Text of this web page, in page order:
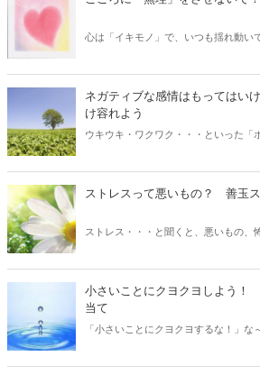
心は「イキモノ」で、いつも揺れ動い
っぱい！」がベストですが、そうで
に、そこから抜け出しさえすれば！！
ネガティブな感情はもってはい
け容れよう
ウキウキ・ワクワク・・・といった「
れど、イライラやクヨクヨ・・・と
み、くやしさ、寂しさ・・・今日は、
いて・・・のお話です。
ストレスって悪いもの？ 善玉
ストレス・・・と聞くと、悪いもの、
いかもしれませんね。 でも、実は・
と、悪玉ストレスへの対処法・・・の
小さいことにクヨクヨしよう！
当て
「小さいことにクヨクヨするな！」な
れができれば、苦労はしないのよ～